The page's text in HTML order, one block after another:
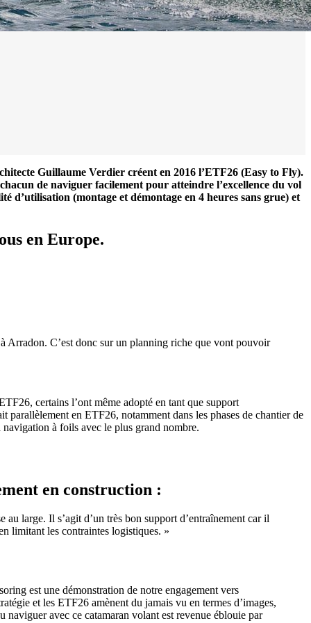
Guillaume Verdier créent en 2016 l’ETF26 (Easy to Fly).
de naviguer facilement pour atteindre l’excellence du vol
d’utilisation (montage et démontage en 4 heures sans grue) et
en Europe.
Arradon. C’est donc sur un planning riche que vont pouvoir
certains l’ont même adopté en tant que support
en ETF26, notamment dans les phases de chantier de
à foils avec le plus grand nombre.
en construction :
large. Il s’agit d’un très bon support d’entraînement car il
limitant les contraintes logistiques. »
est une démonstration de notre engagement vers
et les ETF26 amènent du jamais vu en termes d’images,
naviguer avec ce catamaran volant est revenue éblouie par